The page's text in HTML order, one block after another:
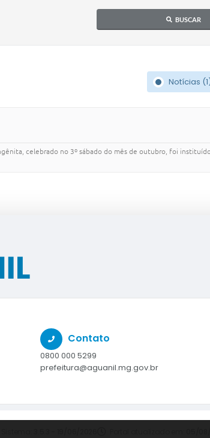
BUSCAR
Notícias
celebrado no 3º sábado do mês de outubro, foi
Contato
0800 000 5299
prefeitura@aguanil.mg.gov.br